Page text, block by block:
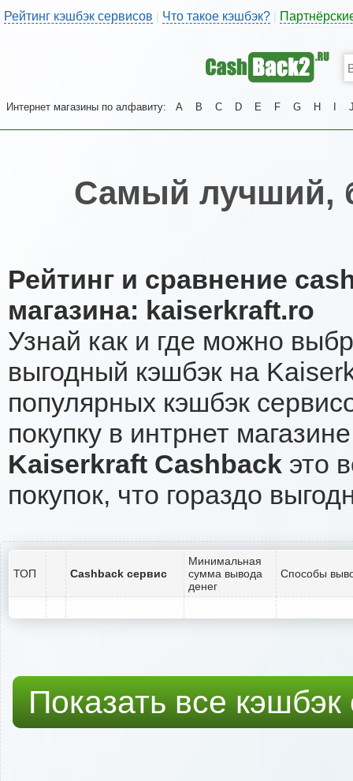
Рейтинг кэшбэк сервисов | Что такое кэшбэк?
Интернет магазины по алфавиту: A B C D E F G H
Самый лучший,
Рейтинг и сравнение
магазина: kaiserkraft.ro
Узнай как и где можно
выгодный кэшбэк на
популярных кэшбэк
покупку в интрнет
Kaiserkraft Cashback это
покупок, что гораздо
ТОП Cashback сервис
Минимальная
сумма вывода
денег
Способы
Показать все